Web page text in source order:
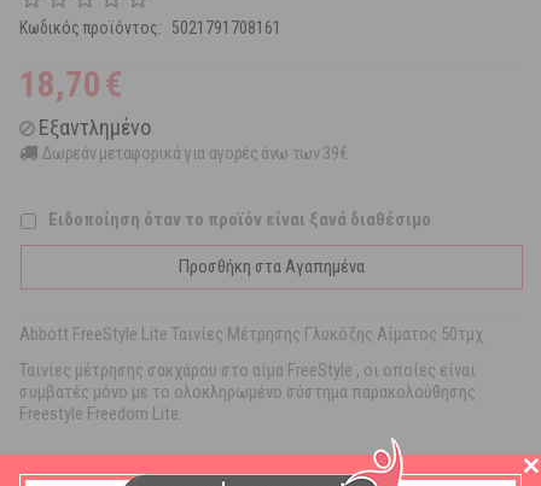
Κωδικός προϊόντος: 5021791708161
18,70€
Εξαντλημένο
Δωρεάν μεταφορικά για αγορές άνω των 39€
Ειδοποίηση όταν το προϊόν είναι ξανά διαθέσιμο
Προσθήκη στα Αγαπημένα
Abbott FreeStyle Lite Ταινίες Μέτρησης Γλυκόζης Αίματος 50τμχ
Ταινίες μέτρησης σακχάρου στο αίμα FreeStyle , οι οποίες είναι
συμβατές μόνο με το ολοκληρωμένο σύστημα παρακολούθησης
Freestyle Freedom Lite.